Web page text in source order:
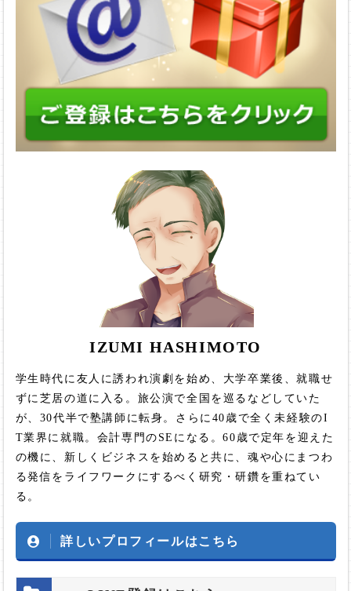
IZUMI HASHIMOTO
学生時代に友人に誘われ演劇を始め、大学卒業後、就職せ
ずに芝居の道に入る。旅公演で全国を巡るなどしていた
が、30代半で塾講師に転身。さらに40歳で全く未経験のI
T業界に就職。会計専門のSEになる。60歳で定年を迎えた
の機に、新しくビジネスを始めると共に、魂や心にまつわ
る発信をライフワークにするべく研究・研鑽を重ねてい
る。
詳しいプロフィールはこちら